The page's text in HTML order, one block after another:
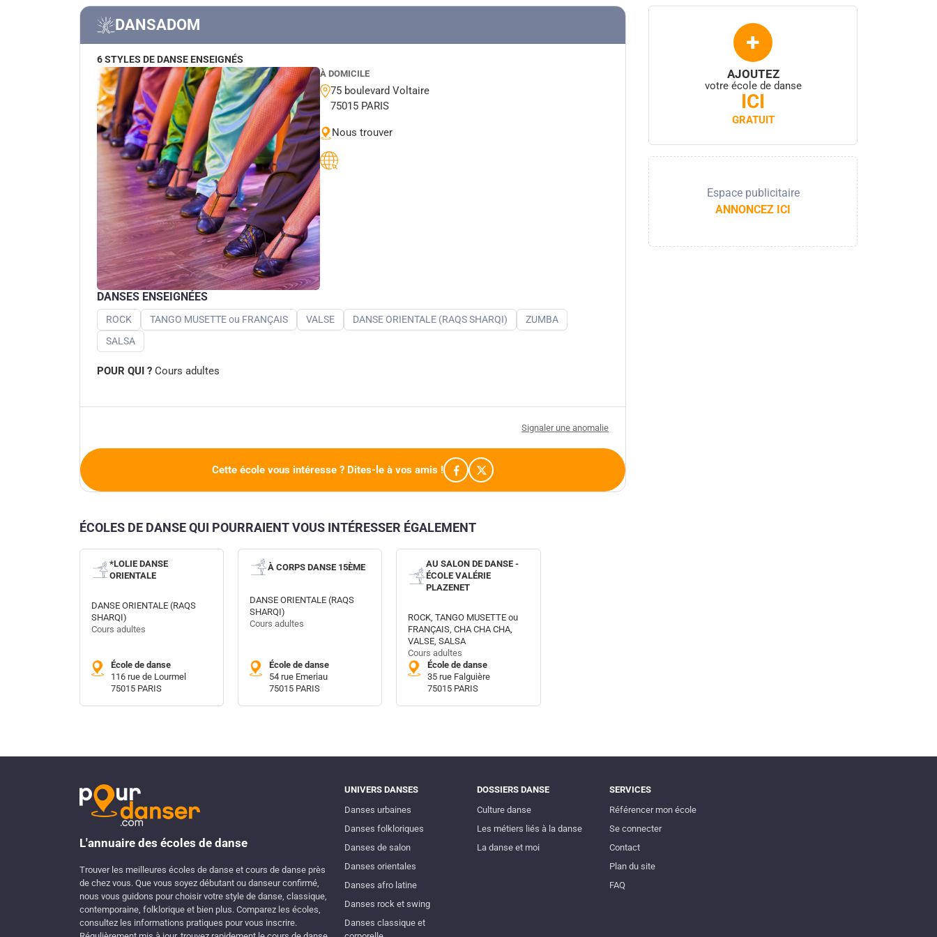
DANSADOM
6 STYLES DE DANSE ENSEIGNÉS
À DOMICILE
75 boulevard Voltaire
75015 PARIS
Nous trouver
DANSES ENSEIGNÉES
ROCK TANGO MUSETTE ou FRANÇAIS VALSE DANSE ORIENTALE (RAQS SHARQI)
ZUMBA
SALSA
POUR QUI ? Cours adultes
Signaler une anomalie
Cette école vous intéresse ? Dites-le à vos amis !
+
AJOUTEZ
votre école de danse
ICI
GRATUIT
Espace publicitaire
ANNONCEZ ICI
ÉCOLES DE DANSE QUI POURRAIENT VOUS INTÉRESSER ÉGALEMENT
*LOLIE DANSE
ORIENTALE
DANSE ORIENTALE (RAQS
SHARQI)
Cours adultes
École de danse
116 rue de Lourmel
75015 PARIS
À CORPS DANSE 15ÈME
DANSE ORIENTALE (RAQS
SHARQI)
Cours adultes
École de danse
54 rue Emeriau
75015 PARIS
AU SALON DE DANSE -
ÉCOLE VALÉRIE
PLAZENET
ROCK, TANGO MUSETTE ou
FRANÇAIS, CHA CHA CHA,
VALSE, SALSA
Cours adultes
École de danse
35 rue Falguière
75015 PARIS
L'annuaire des écoles de danse
Trouver les meilleures écoles de danse et cours de danse près
de chez vous. Que vous soyez débutant ou danseur confirmé,
nous vous guidons pour choisir votre style de danse, classique,
contemporaine, folklorique et bien plus. Comparez les écoles,
consultez les informations pratiques pour vous inscrire.
UNIVERS DANSES
Danses urbaines
Danses folkloriques
Danses de salon
Danses orientales
Danses afro latine
Danses rock et swing
Danses classique et
DOSSIERS DANSE
Culture danse
Les métiers liés à la danse
La danse et moi
SERVICES
Référencer mon école
Se connecter
Contact
Plan du site
FAQ